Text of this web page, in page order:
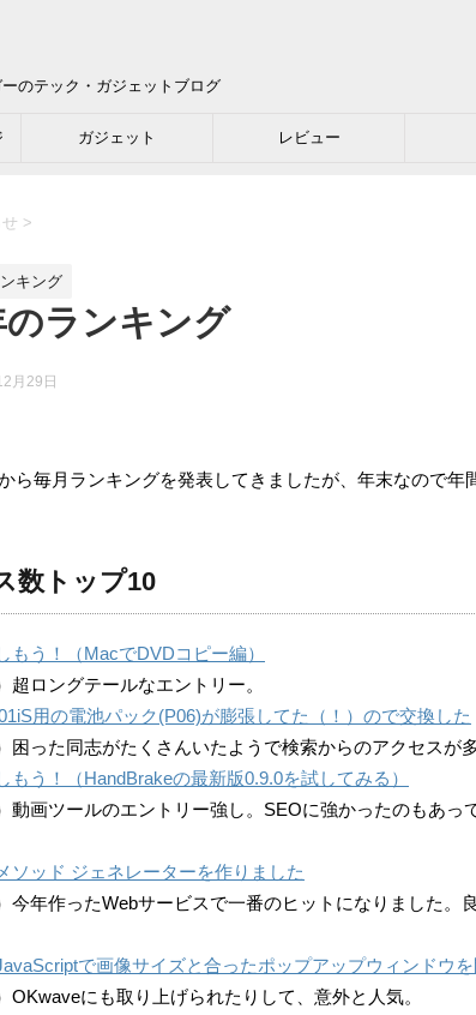
のテック・ガジェットブログ
ガジェット レビュー
>
キング
ランキング
月29日
ら毎月ランキングを発表してきましたが、年末なので年
数トップ10
もう！（MacでDVDコピー編）
超ロングテールなエントリー。
用の電池パック(P06)が膨張してた（！）ので交換した
困った同志がたくさんいたようで検索からのアクセスが
もう！（HandBrakeの最新版0.9.0を試してみる）
）動画ツールのエントリー強し。SEOに強かったのもあっ
ソッド ジェネレーターを作りました
今年作ったWebサービスで一番のヒットになりました。
で画像サイズと合ったポップアップウィンドウを
OKwaveにも取り上げられたりして、意外と人気。